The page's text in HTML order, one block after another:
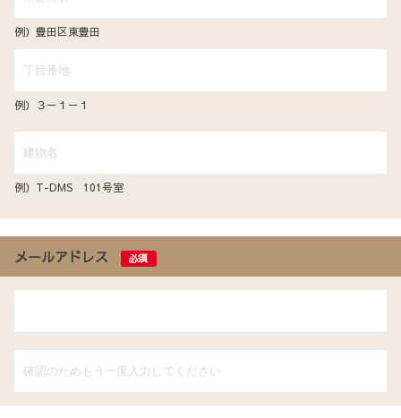
例）豊田区東豊田
例）３－１－１
例）T-DMS 101号室
メールアドレス 必須